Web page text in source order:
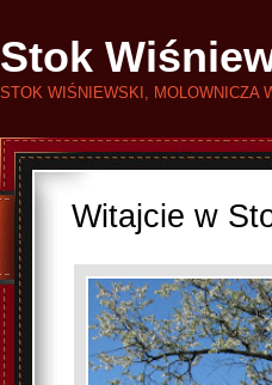
Stok
STOK WIŚNIEWSKI, MOLOWNICZA
Witajcie w